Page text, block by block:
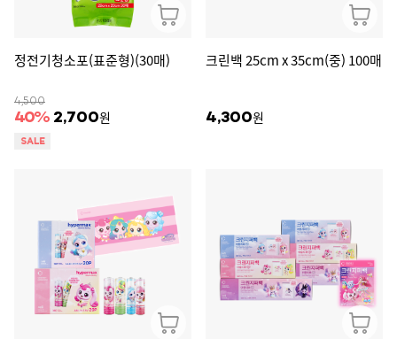
정전기청소포(표준형)(30매)
4,500
40% 2,700원
크린백 25cm x 35cm(중) 100매
4,300원